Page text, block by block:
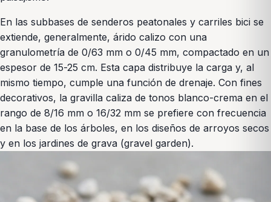
En las subbases de senderos peatonales y carriles bici se
extiende, generalmente, árido calizo con una
granulometría de 0/63 mm o 0/45 mm, compactado en un
espesor de 15-25 cm. Esta capa distribuye la carga y, al
mismo tiempo, cumple una función de drenaje. Con fines
decorativos, la gravilla caliza de tonos blanco-crema en el
rango de 8/16 mm o 16/32 mm se prefiere con frecuencia
en la base de los árboles, en los diseños de arroyos secos
y en los jardines de grava (gravel garden).